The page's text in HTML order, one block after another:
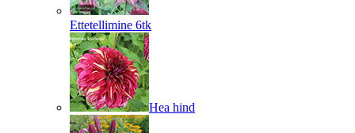
Ettetellimine 6tk
Hea hind